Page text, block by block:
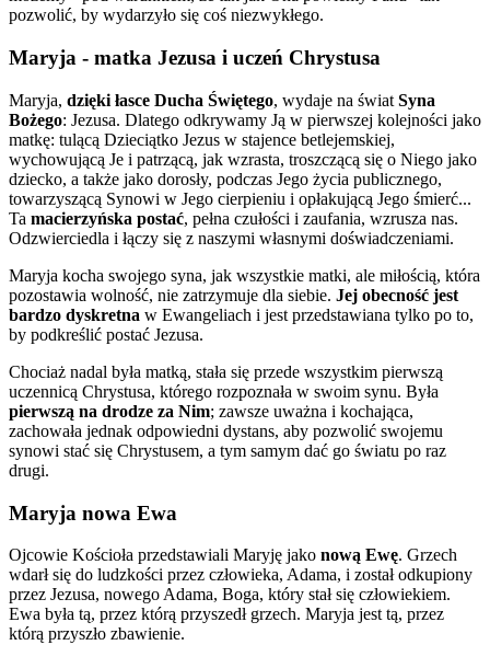
pozwolić, by wydarzyło się coś niezwykłego.
Maryja - matka Jezusa i uczeń Chrystusa
Maryja, dzięki łasce Ducha Świętego, wydaje na świat Syna
Bożego: Jezusa. Dlatego odkrywamy Ją w pierwszej kolejności jako
matkę: tulącą Dzieciątko Jezus w stajence betlejemskiej,
wychowującą Je i patrzącą, jak wzrasta, troszczącą się o Niego jako
dziecko, a także jako dorosły, podczas Jego życia publicznego,
towarzyszącą Synowi w Jego cierpieniu i opłakującą Jego śmierć...
Ta macierzyńska postać, pełna czułości i zaufania, wzrusza nas.
Odzwierciedla i łączy się z naszymi własnymi doświadczeniami.
Maryja kocha swojego syna, jak wszystkie matki, ale miłością, która
pozostawia wolność, nie zatrzymuje dla siebie. Jej obecność jest
bardzo dyskretna w Ewangeliach i jest przedstawiana tylko po to,
by podkreślić postać Jezusa.
Chociaż nadal była matką, stała się przede wszystkim pierwszą
uczennicą Chrystusa, którego rozpoznała w swoim synu. Była
pierwszą na drodze za Nim; zawsze uważna i kochająca,
zachowała jednak odpowiedni dystans, aby pozwolić swojemu
synowi stać się Chrystusem, a tym samym dać go światu po raz
drugi.
Maryja nowa Ewa
Ojcowie Kościoła przedstawiali Maryję jako nową Ewę. Grzech
wdarł się do ludzkości przez człowieka, Adama, i został odkupiony
przez Jezusa, nowego Adama, Boga, który stał się człowiekiem.
Ewa była tą, przez którą przyszedł grzech. Maryja jest tą, przez
którą przyszło zbawienie.